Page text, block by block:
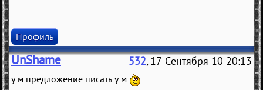
Профиль
UnShame 532, 17 Сентября 10 20:13
у м предложение писать у м